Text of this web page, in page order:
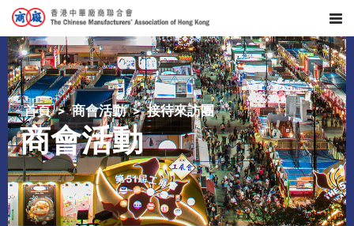
首頁 商會活動 接待來訪團
商會活動